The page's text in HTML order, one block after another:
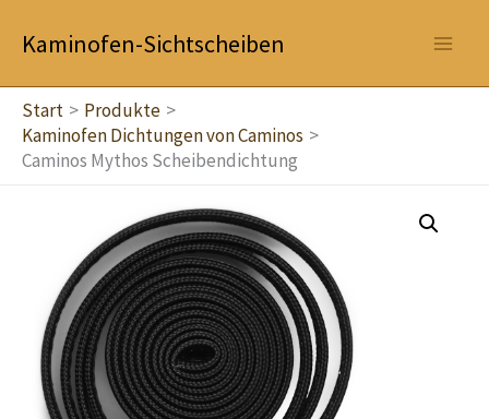
InhaltKaminofen-Sichtscheiben
Start
Produkte
Kaminofen Dichtungen von Caminos
Caminos Mythos Scheibendichtung